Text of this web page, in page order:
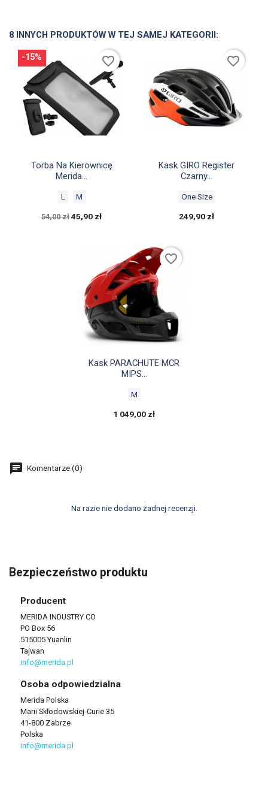
8 INNYCH PRODUKTÓW W TEJ SAMEJ KATEGORII:
Szybki podgląd
Torba Na Kierownicę
Merida...
L M
54,00 zł 45,90 zł
-15% favorite_border
Szybki podgląd
Kask GIRO Register
Czarny...
One Size
249,90 zł
favorite_border
Szybki podgląd
Kask PARACHUTE MCR
MIPS...
M
1 049,00 zł
favorite_border
Komentarze (0)
Na razie nie dodano żadnej recenzji.
Bezpieczeństwo produktu
Producent
MERIDA INDUSTRY CO
PO Box 56
515005 Yuanlin
Tajwan
info@merida.pl
Osoba odpowiedzialna
Merida Polska
Marii Skłodowskiej-Curie 35
41-800 Zabrze
Polska
info@merida.pl